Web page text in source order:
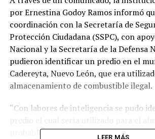
por Ernestina Godoy Ramos informó
coordinación con la Secretaría de
Protección Ciudadana (SSPC), con
Nacional y la Secretaría de la Defensa
pudieron identificar un predio en el
Cadereyta, Nuevo León, que era
almacenamiento de combustible ilegal.
“Con labores de inteligencia se pudo
probable combustible ilegal, en el
LEER MÁS